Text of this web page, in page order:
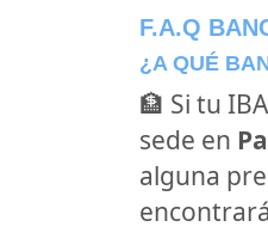
F.A.Q
¿A QUÉ
🏦 Si tu
sede en
alguna